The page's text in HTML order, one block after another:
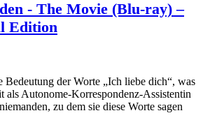
- The Movie (Blu-ray) –
Edition
Bedeutung der Worte „Ich liebe dich“, was
als Autonome-Korrespondenz-Assistentin
zu dem sie diese Worte sagen